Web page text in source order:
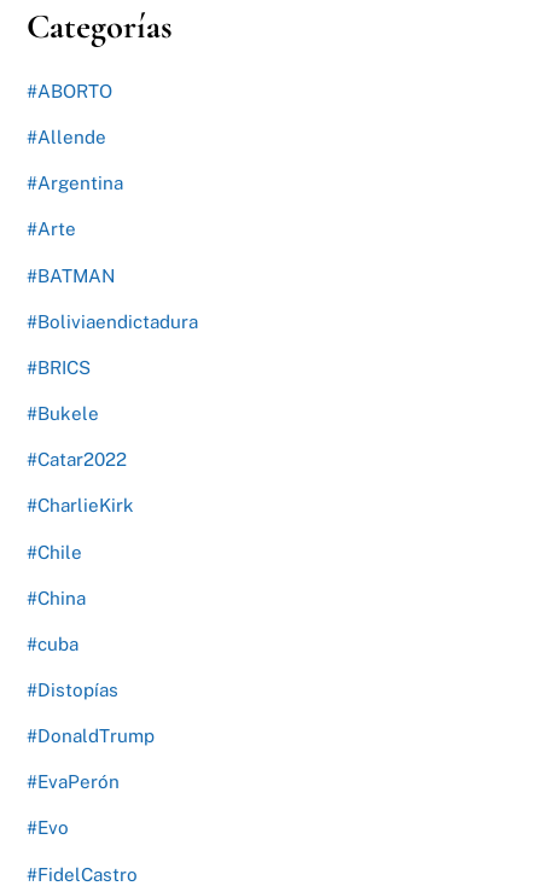
Categorías
#ABORTO
#Allende
#Argentina
#Arte
#BATMAN
#Boliviaendictadura
#BRICS
#Bukele
#Catar2022
#CharlieKirk
#Chile
#China
#cuba
#Distopías
#DonaldTrump
#EvaPerón
#Evo
#FidelCastro